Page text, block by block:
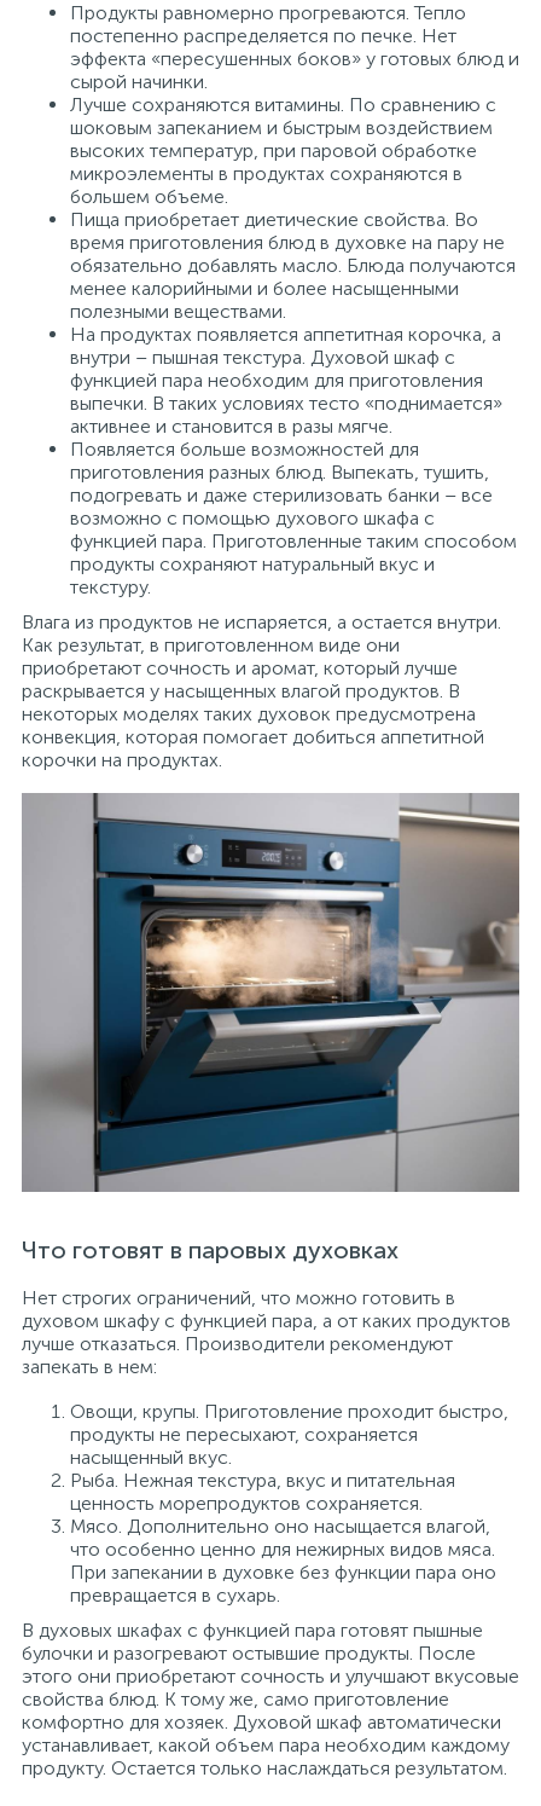
Продукты равномерно прогреваются. Тепло
постепенно распределяется по печке. Нет
эффекта «пересушенных боков» у готовых блюд и
сырой начинки.
Лучше сохраняются витамины. По сравнению с
шоковым запеканием и быстрым воздействием
высоких температур, при паровой обработке
микроэлементы в продуктах сохраняются в
большем объеме.
Пища приобретает диетические свойства. Во
время приготовления блюд в духовке на пару не
обязательно добавлять масло. Блюда получаются
менее калорийными и более насыщенными
полезными веществами.
На продуктах появляется аппетитная корочка, а
внутри – пышная текстура. Духовой шкаф с
функцией пара необходим для приготовления
выпечки. В таких условиях тесто «поднимается»
активнее и становится в разы мягче.
Появляется больше возможностей для
приготовления разных блюд. Выпекать, тушить,
подогревать и даже стерилизовать банки – все
возможно с помощью духового шкафа с
функцией пара. Приготовленные таким способом
продукты сохраняют натуральный вкус и
текстуру.
Влага из продуктов не испаряется, а остается внутри.
Как результат, в приготовленном виде они
приобретают сочность и аромат, который лучше
раскрывается у насыщенных влагой продуктов. В
некоторых моделях таких духовок предусмотрена
конвекция, которая помогает добиться аппетитной
корочки на продуктах.
Что готовят в паровых духовках
Нет строгих ограничений, что можно готовить в
духовом шкафу с функцией пара, а от каких продуктов
лучше отказаться. Производители рекомендуют
запекать в нем:
Овощи, крупы. Приготовление проходит быстро,
продукты не пересыхают, сохраняется
насыщенный вкус.
Рыба. Нежная текстура, вкус и питательная
ценность морепродуктов сохраняется.
Мясо. Дополнительно оно насыщается влагой,
что особенно ценно для нежирных видов мяса.
При запекании в духовке без функции пара оно
превращается в сухарь.
В духовых шкафах с функцией пара готовят пышные
булочки и разогревают остывшие продукты. После
этого они приобретают сочность и улучшают вкусовые
свойства блюд. К тому же, само приготовление
комфортно для хозяек. Духовой шкаф автоматически
устанавливает, какой объем пара необходим каждому
продукту. Остается только наслаждаться результатом.